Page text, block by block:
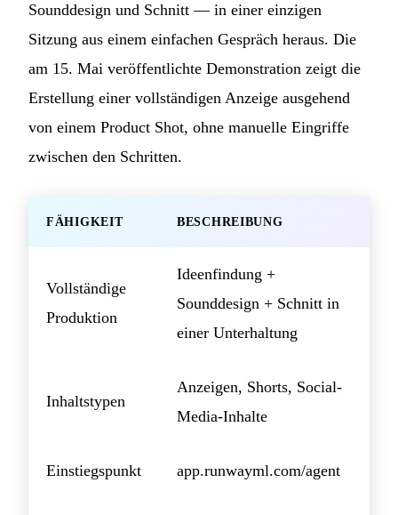
Sounddesign und Schnitt — in einer einzigen
Sitzung aus einem einfachen Gespräch heraus. Die
am 15. Mai veröffentlichte Demonstration zeigt die
Erstellung einer vollständigen Anzeige ausgehend
von einem Product Shot, ohne manuelle Eingriffe
zwischen den Schritten.
FÄHIGKEIT BESCHREIBUNG
Vollständige
Produktion
Ideenfindung +
Sounddesign + Schnitt in
einer Unterhaltung
Inhaltstypen
Anzeigen, Shorts, Social-
Media-Inhalte
Einstiegspunkt app.runwayml.com/agent